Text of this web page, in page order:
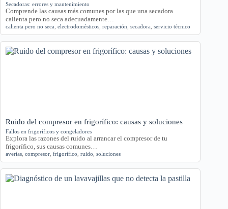
Secadoras: errores y mantenimiento
Comprende las causas más comunes por las que una secadora
calienta pero no seca adecuadamente…
calienta pero no seca electrodomésticos reparación secadora servicio técnico
Ruido del compresor en frigorífico: causas y soluciones
Fallos en frigoríficos y congeladores
Explora las razones del ruido al arrancar el compresor de tu
frigorífico, sus causas comunes…
averías compresor frigorífico ruido soluciones